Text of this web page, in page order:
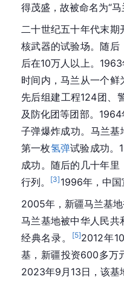
得茂盛，故被命名为“马
二十世纪五十年代末
核武器的试验场。随后
后在10万人以上。
时间内，马兰从一个
先后组建工程124团、
及防化团等团部。
子弹爆炸成功。马兰
第一枚氢弹试验成功。
成功。随后的几十年
行列。
[3] 1996年，中
2005年，新疆马兰基
马兰基地被中华人民共
经典名录。
[5]2012年
基，新疆投资600多万
2023年9月13日，该基